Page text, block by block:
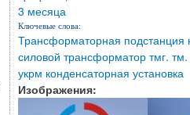
3 месяца
Ключевые слова:
Трансформаторная подстанция
силовой трансформатор тмг.
укрм конденсаторная установка
Изображения: